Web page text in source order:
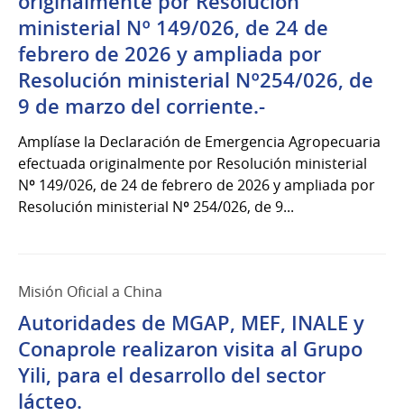
ministerial Nº 149/026, de 24 de
febrero de 2026 y ampliada por
Resolución ministerial Nº254/026, de
9 de marzo del corriente.-
Amplíase la Declaración de Emergencia Agropecuaria
efectuada originalmente por Resolución ministerial
Nº 149/026, de 24 de febrero de 2026 y ampliada por
Resolución ministerial Nº 254/026, de 9...
Misión Oficial a China
Autoridades de MGAP, MEF, INALE y
Conaprole realizaron visita al Grupo
Yili, para el desarrollo del sector
lácteo.